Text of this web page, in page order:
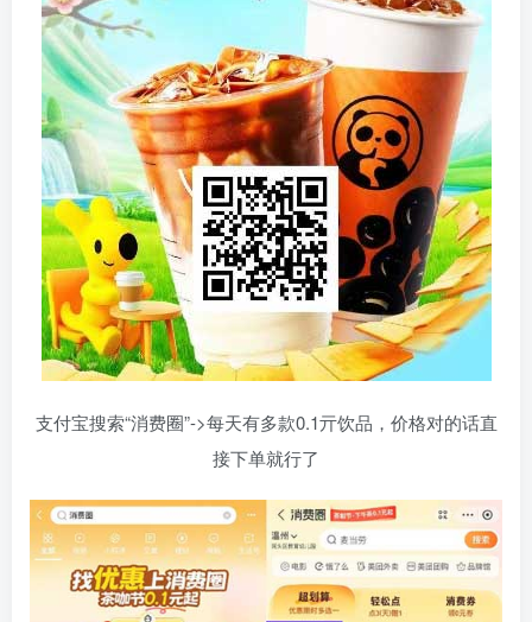
支付宝搜索“消费圈”->每天有多款0.1亓饮品，价格对的话直
接下单就行了